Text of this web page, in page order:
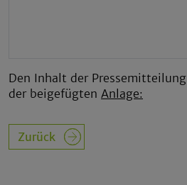
Den Inhalt der
der beigefügten Anlage:
Zurück